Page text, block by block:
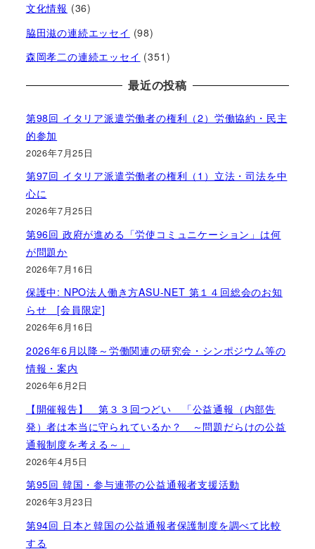
文化情報 (36)
脇田滋の連続エッセイ (98)
森岡孝二の連続エッセイ (351)
最近の投稿
第98回 イタリア派遣労働者の権利（2）労働協約・民主
的参加
2026年7月25日
第97回 イタリア派遣労働者の権利（1）立法・司法を中
心に
2026年7月25日
第96回 政府が進める「労使コミュニケーション」は何
が問題か
2026年7月16日
保護中: NPO法人働き方ASU-NET 第１４回総会のお知
らせ [会員限定]
2026年6月16日
2026年6月以降～労働関連の研究会・シンポジウム等の
情報・案内
2026年6月2日
【開催報告】 第３３回つどい 「公益通報（内部告
発）者は本当に守られているか？ ～問題だらけの公益
通報制度を考える～」
2026年4月5日
第95回 韓国・参与連帯の公益通報者支援活動
2026年3月23日
第94回 日本と韓国の公益通報者保護制度を調べて比較
する